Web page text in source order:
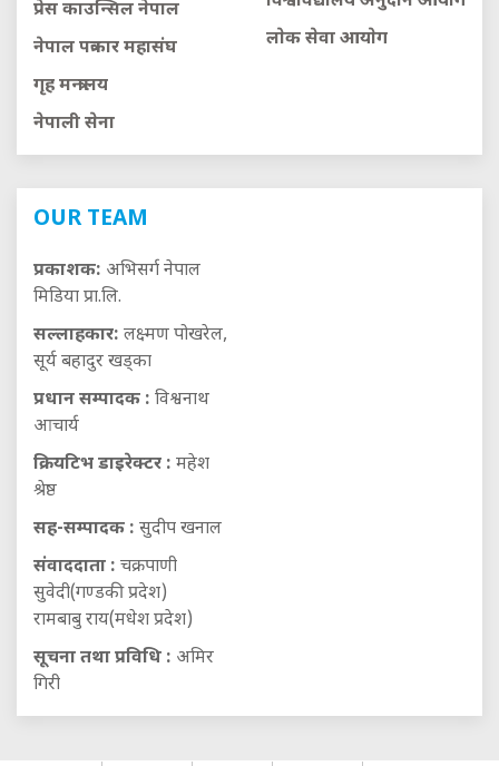
प्रेस काउन्सिल नेपाल
नेपाल पत्रकार महासंघ
गृह मन्त्रालय
नेपाली सेना
लाेक सेवा आयाेग
OUR TEAM
प्रकाशक: अभिसर्ग नेपाल
मिडिया प्रा.लि.
सल्लाहकार: लक्ष्मण पोखरेल,
सूर्य बहादुर खड्का
प्रधान सम्पादक : विश्वनाथ
आचार्य
क्रियटिभ डाइरेक्टर : महेश
श्रेष्ठ
सह-सम्पादक : सुदीप खनाल
संवाददाता : चक्रपाणी
सुवेदी(गण्डकी प्रदेश)
रामबाबु राय(मधेश प्रदेश)
सूचना तथा प्रविधि : अमिर
गिरी